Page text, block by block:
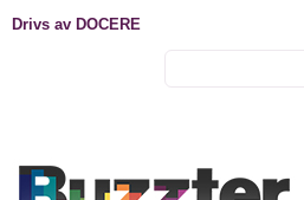
Drivs av DOCERE